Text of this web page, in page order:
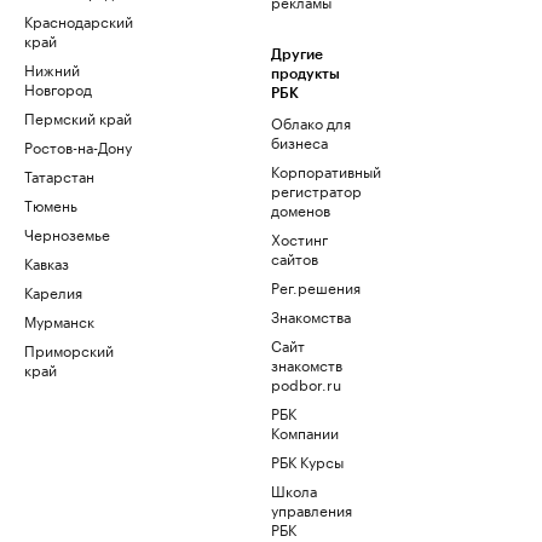
Краснодарский
край
Нижний
Новгород
Пермский край
Ростов-на-Дону
Татарстан
Тюмень
Черноземье
Кавказ
Карелия
Мурманск
Приморский
край
Другие
продукты
РБК
Облако для
бизнеса
Корпоративный
регистратор
доменов
Хостинг
сайтов
Рег.решения
Знакомства
Сайт
знакомств
podbor.ru
РБК
Компании
РБК Курсы
Школа
управления
РБК